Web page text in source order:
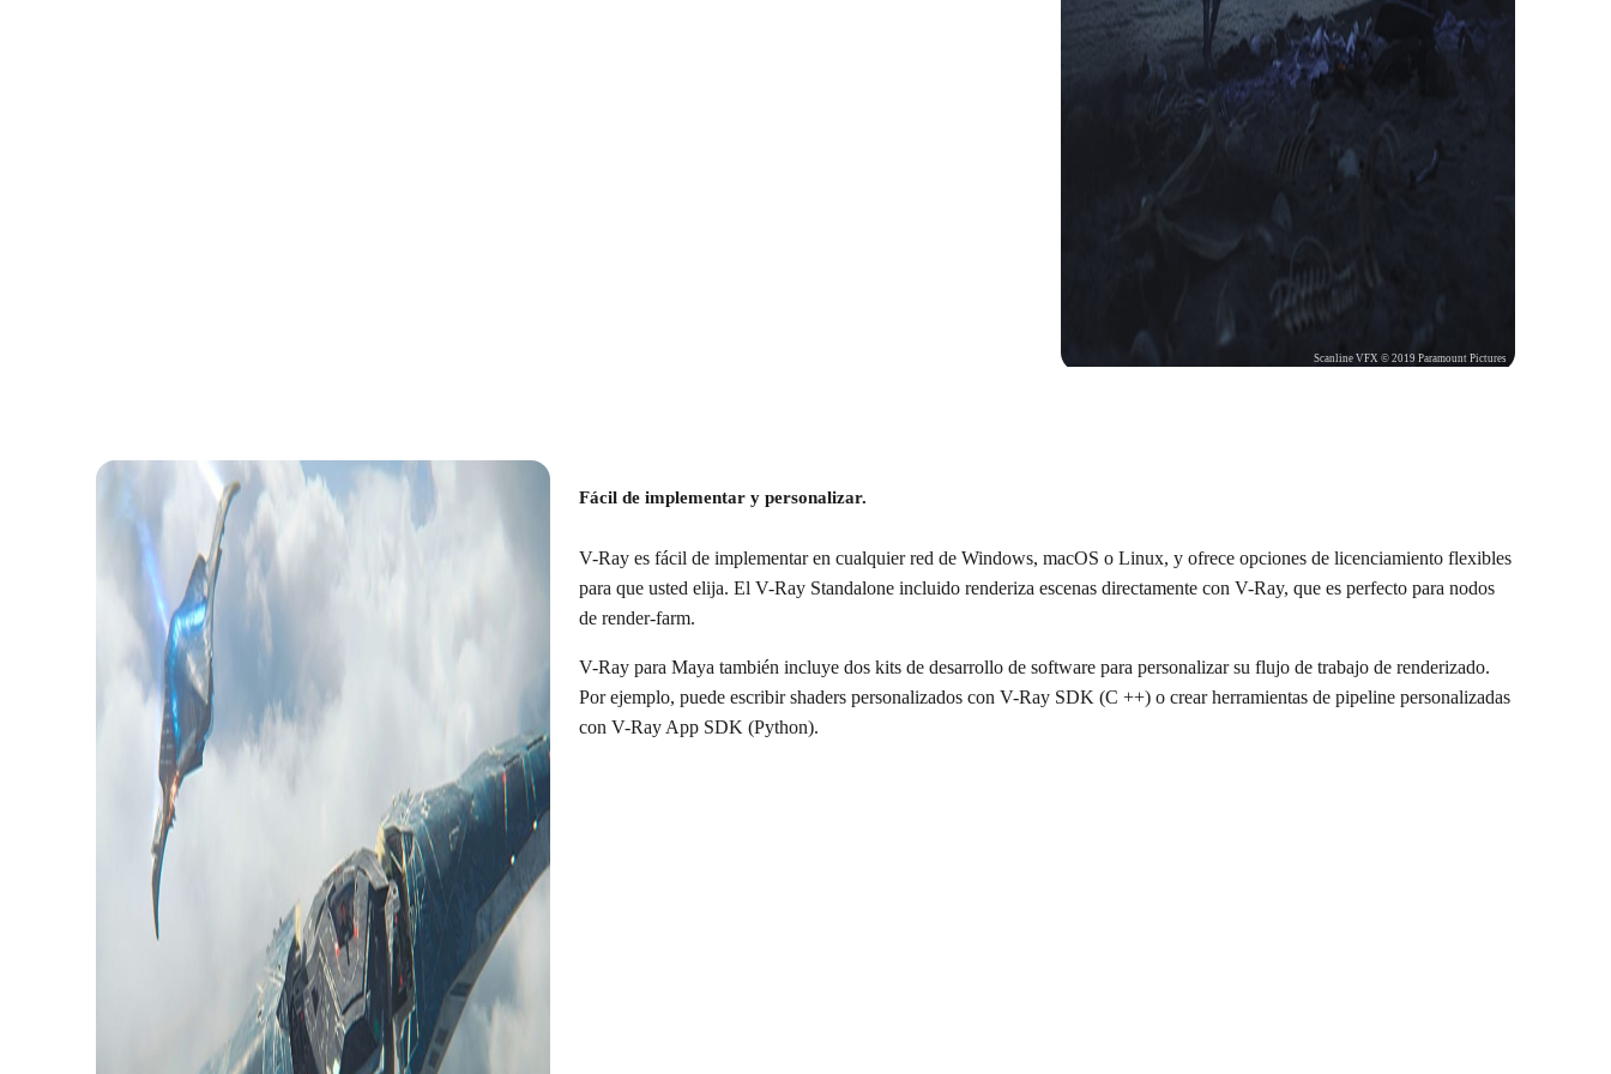
Scanline VFX © 2019 Paramount Pictures
Fácil de implementar y personalizar.
V-Ray es fácil de implementar en cualquier red de Windows, macOS o Linux, y ofrece opciones de licenciamiento flexibles
para que usted elija. El V-Ray Standalone incluido renderiza escenas directamente con V-Ray, que es perfecto para nodos
de render-farm.
V-Ray para Maya también incluye dos kits de desarrollo de software para personalizar su flujo de trabajo de renderizado.
Por ejemplo, puede escribir shaders personalizados con V-Ray SDK (C ++) o crear herramientas de pipeline personalizadas
con V-Ray App SDK (Python).